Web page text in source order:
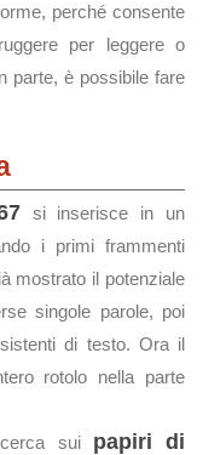
perché consente
per leggere o
parte, è possibile fare
si inserisce in un
i primi frammenti
mostrato il potenziale
singole parole, poi
di testo. Ora il
rotolo nella parte
sui papiri di